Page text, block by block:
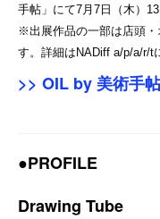
⼿帖」にて7⽉7⽇（木）
※出展作品の一部は店頭・
す。詳細はNADiff a/p/a/r/t
>> OIL by 美術手帖
●PROFILE
Drawing Tube